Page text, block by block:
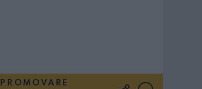
PROMOVARE
FOLLOW